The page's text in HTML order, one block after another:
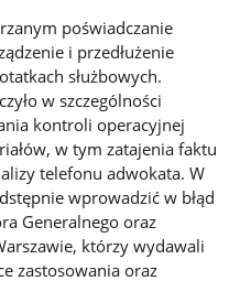
poświadczanie
i przedłużenie
służbowych.
w szczególności
kontroli operacyjnej
w tym zatajenia faktu
telefonu adwokata. W
wprowadzić w błąd
Generalnego oraz
którzy wydawali
zastosowania oraz